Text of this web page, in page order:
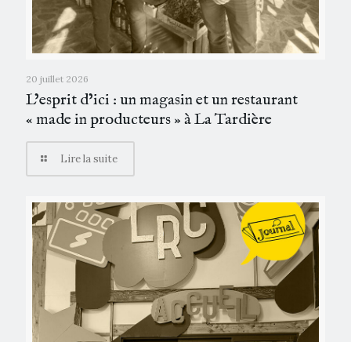
20 juillet 2026
L’esprit d’ici : un magasin et un restaurant
« made in producteurs » à La Tardière
Lire la suite